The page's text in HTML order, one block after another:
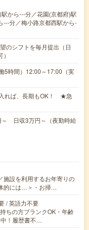
から---分／花園(京都府)駅
---分／梅小路京都西駅から-
のシフトを毎月提出（日
時間）12:00～17:00（実
れば、長期もOK！ ★急
日収3万円～（夜勤時給
施設を利用するお年寄りの
的には…＞・お掃…
/ 英語力不要
ちの方ブランクOK・年齢
！履歴書不…